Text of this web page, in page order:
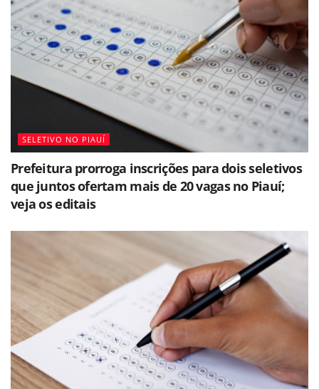
SELETIVO NO PIAUÍ
Prefeitura prorroga inscrições para dois seletivos
que juntos ofertam mais de 20 vagas no Piauí;
veja os editais